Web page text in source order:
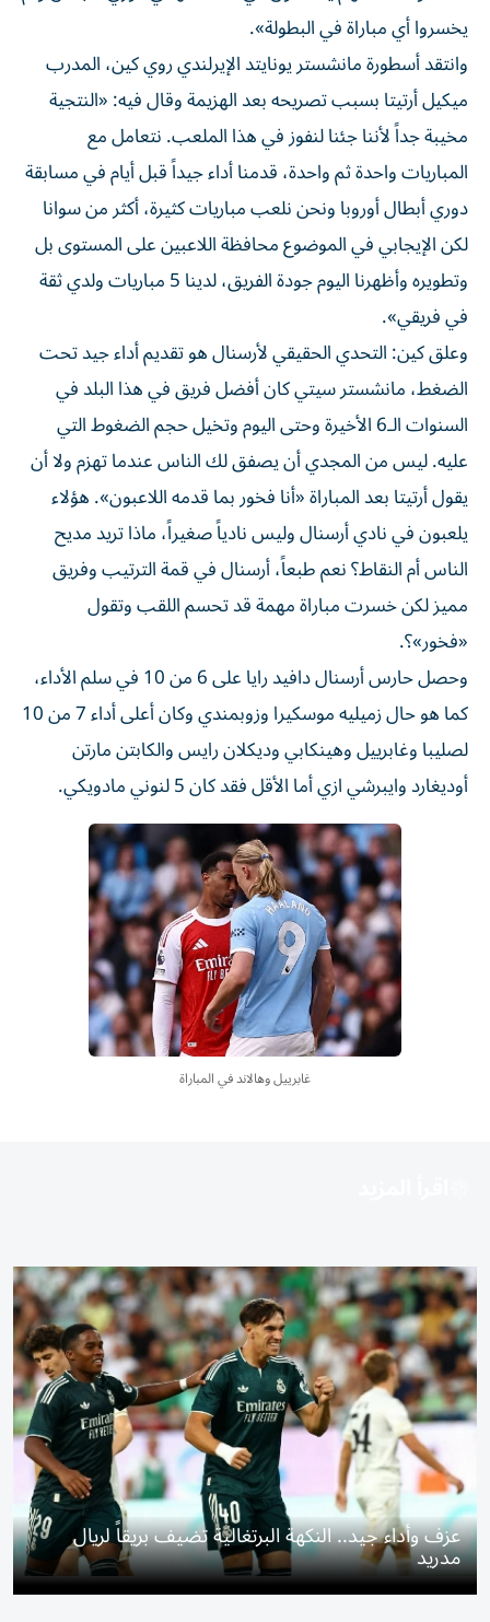
يخسروا أي مباراة في البطولة».
وانتقد أسطورة مانشستر يونايتد الإيرلندي روي كين، المدرب
ميكيل أرتيتا بسبب تصريحه بعد الهزيمة وقال فيه: «النتجية
مخيبة جداً لأننا جئنا لنفوز في هذا الملعب. نتعامل مع
المباريات واحدة ثم واحدة، قدمنا أداء جيداً قبل أيام في مسابقة
دوري أبطال أوروبا ونحن نلعب مباريات كثيرة، أكثر من سوانا
لكن الإيجابي في الموضوع محافظة اللاعبين على المستوى بل
وتطويره وأظهرنا اليوم جودة الفريق، لدينا 5 مباريات ولدي ثقة
في فريقي».
وعلق كين: التحدي الحقيقي لأرسنال هو تقديم أداء جيد تحت
الضغط، مانشستر سيتي كان أفضل فريق في هذا البلد في
السنوات الـ6 الأخيرة وحتى اليوم وتخيل حجم الضغوط التي
عليه. ليس من المجدي أن يصفق لك الناس عندما تهزم ولا أن
يقول أرتيتا بعد المباراة «أنا فخور بما قدمه اللاعبون». هؤلاء
يلعبون في نادي أرسنال وليس نادياً صغيراً، ماذا تريد مديح
الناس أم النقاط؟ نعم طبعاً، أرسنال في قمة الترتيب وفريق
مميز لكن خسرت مباراة مهمة قد تحسم اللقب وتقول
«فخور»؟.
وحصل حارس أرسنال دافيد رايا على 6 من 10 في سلم الأداء،
كما هو حال زميليه موسكيرا وزوبمندي وكان أعلى أداء 7 من 10
لصليبا وغابرييل وهينكابي وديكلان رايس والكابتن مارتن
أوديغارد وايبرشي ازي أما الأقل فقد كان 5 لنوني مادويكي.
غابرييل وهالاند في المباراة
عزف وأداء جيد.. النكهة البرتغالية تضيف بريقاً لريال
مدريد